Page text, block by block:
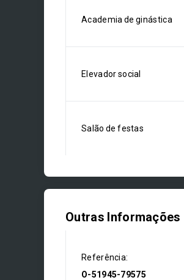
Academia de ginástica
Elevador social
Salão de festas
Outras Informações
Referência:
O-51945-79575